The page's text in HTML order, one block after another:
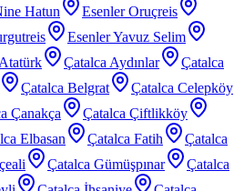
Hatun
Esenler Oruçreis
Esenler Yavuz Selim
Çatalca Aydınlar
Çatalca
Çatalca Belgrat
Çatalca Celepköy
Çanakça
Çatalca Çiftlikköy
Elbasan Çatalca Fatih
Çatalca
Çatalca Gümüşpınar
Çatalca